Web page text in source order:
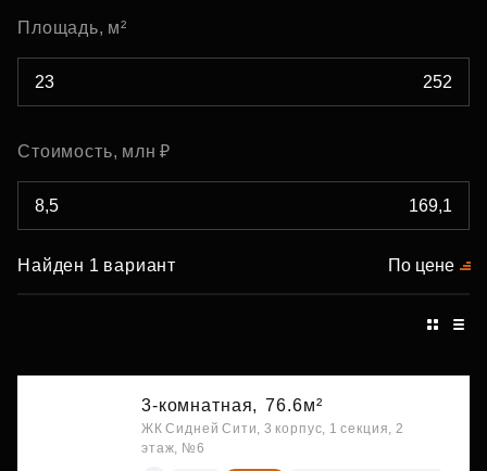
Площадь, м²
Стоимость, млн ₽
Найден 1 вариант По цене
3-комнатная, 76.6м²
ЖК Сидней Сити, 3 корпус, 1 секция, 2
этаж, №6